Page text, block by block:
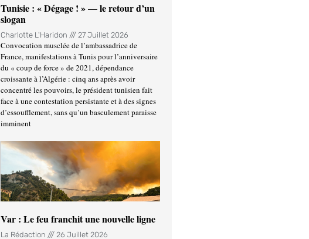
Tunisie : « Dégage ! » — le retour d’un
slogan
Charlotte L'Haridon 27 Juillet 2026
Convocation musclée de l’ambassadrice de
France, manifestations à Tunis pour l’anniversaire
du « coup de force » de 2021, dépendance
croissante à l’Algérie : cinq ans après avoir
concentré les pouvoirs, le président tunisien fait
face à une contestation persistante et à des signes
d’essoufflement, sans qu’un basculement paraisse
imminent
Var : Le feu franchit une nouvelle ligne
La Rédaction 26 Juillet 2026